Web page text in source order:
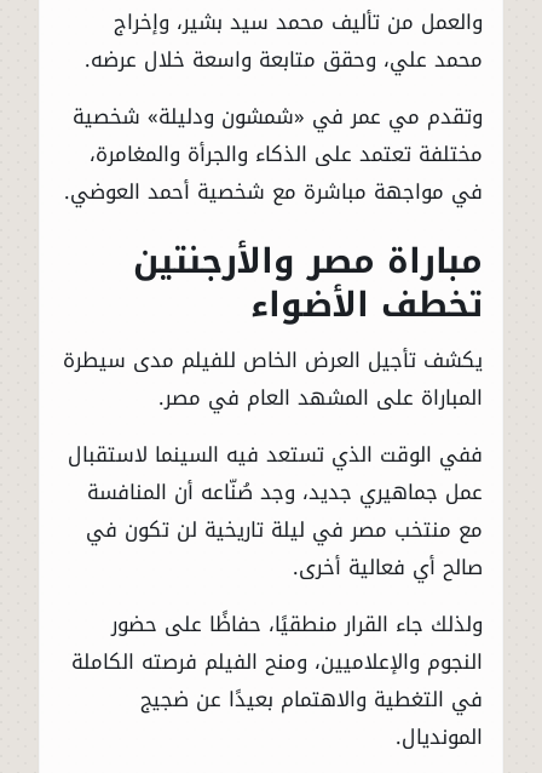
والعمل من تأليف محمد سيد بشير، وإخراج
محمد علي، وحقق متابعة واسعة خلال عرضه.
وتقدم مي عمر في «شمشون ودليلة» شخصية
مختلفة تعتمد على الذكاء والجرأة والمغامرة،
في مواجهة مباشرة مع شخصية أحمد العوضي.
مباراة مصر والأرجنتين
تخطف الأضواء
يكشف تأجيل العرض الخاص للفيلم مدى سيطرة
المباراة على المشهد العام في مصر.
ففي الوقت الذي تستعد فيه السينما لاستقبال
عمل جماهيري جديد، وجد صُنّاعه أن المنافسة
مع منتخب مصر في ليلة تاريخية لن تكون في
صالح أي فعالية أخرى.
ولذلك جاء القرار منطقيًا، حفاظًا على حضور
النجوم والإعلاميين، ومنح الفيلم فرصته الكاملة
في التغطية والاهتمام بعيدًا عن ضجيج
المونديال.